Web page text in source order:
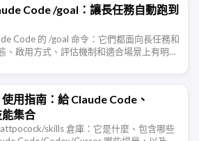
Code /goal：讓長任務自動跑到
Code 的 /goal 命令：它們都面向長任務和
、啟用方式、評估機制和適合場景上有明顯
用指南：給 Claude Code、
集合
skills 倉庫：它是什麼、包含哪些